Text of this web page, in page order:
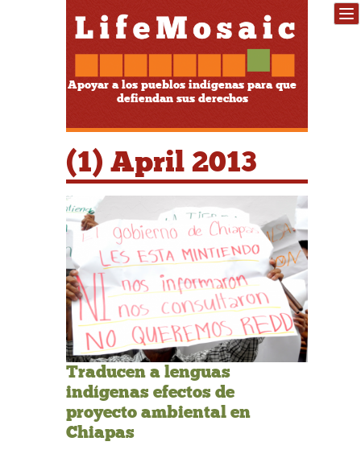
Apoyar a los pueblos indígenas para que
defiendan sus derechos
(1) April 2013
Traducen a lenguas
indígenas efectos de
proyecto ambiental en
Chiapas